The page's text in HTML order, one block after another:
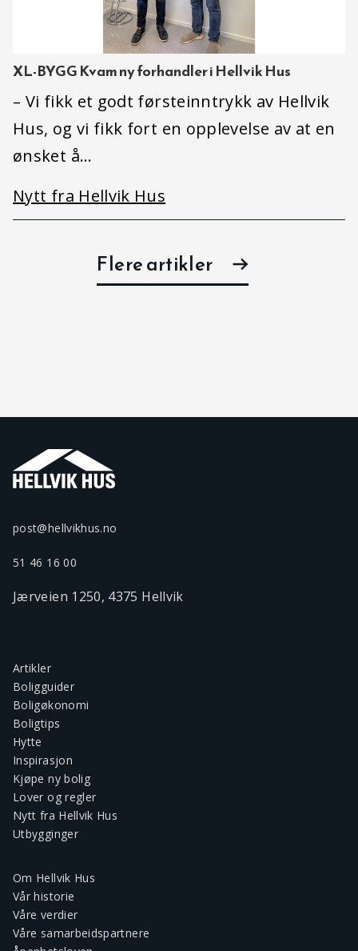
XL-BYGG Kvam ny forhandler i Hellvik Hus
– Vi fikk et godt førsteinntrykk av Hellvik
Hus, og vi fikk fort en opplevelse av at en
ønsket å…
Nytt fra Hellvik Hus
Flere artikler
post@hellvikhus.no
51 46 16 00
Jærveien 1250, 4375 Hellvik
Artikler
Boligguider
Boligøkonomi
Boligtips
Hytte
Inspirasjon
Kjøpe ny bolig
Lover og regler
Nytt fra Hellvik Hus
Utbygginger
Om Hellvik Hus
Vår historie
Våre verdier
Våre samarbeidspartnere